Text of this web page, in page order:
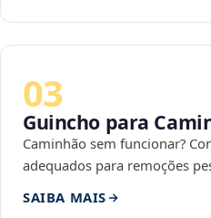
03
Guincho para
Caminhão sem funcionar?
adequados para remoções
SAIBA MAIS